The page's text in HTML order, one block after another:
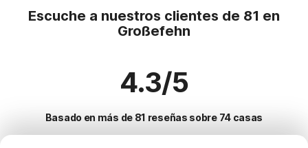
Escuche a nuestros clientes de 81 en
Großefehn
4.3/5
Basado en más de 81 reseñas sobre 74 casas